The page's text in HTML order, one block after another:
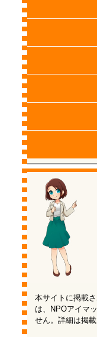
本サイトに掲載
は、NPOアイマ
せん。詳細は掲